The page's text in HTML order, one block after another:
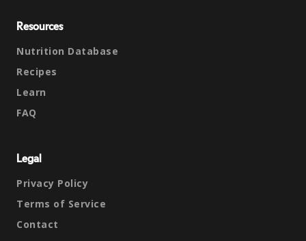
Resources
Nutrition Database
Recipes
Learn
FAQ
Legal
Privacy Policy
Terms of Service
Contact